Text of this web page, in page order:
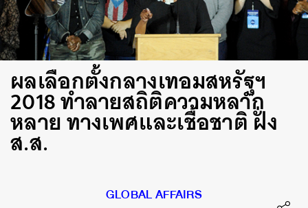
ผลเลือกตั้งกลางเทอมสหรัฐฯ
2018 ทำลายสถิติความหลาก
หลาย ทางเพศและเชื้อชาติ ฝั่ง
ส.ส.
GLOBAL AFFAIRS